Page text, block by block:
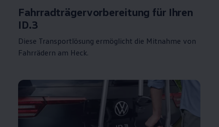
Fahrradträgervorbereitung für Ihren
ID.3
Diese Transportlösung ermöglicht die Mitnahme von
Fahrrädern am Heck.